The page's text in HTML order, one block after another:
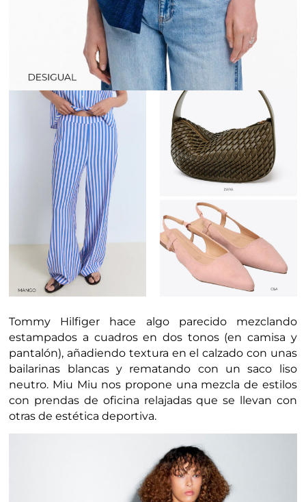
Tommy Hilfiger hace algo parecido mezclando
estampados a cuadros en dos tonos (en camisa y
pantalón), añadiendo textura en el calzado con unas
bailarinas blancas y rematando con un saco liso
neutro. Miu Miu nos propone una mezcla de estilos
con prendas de oficina relajadas que se llevan con
otras de estética deportiva.